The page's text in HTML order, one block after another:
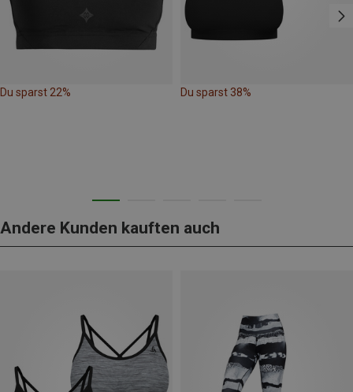
Du sparst 22% Du sparst 38%
Andere Kunden kauften auch